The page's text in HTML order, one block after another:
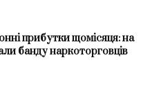
прибутки щомісяця: на
банду наркоторговців